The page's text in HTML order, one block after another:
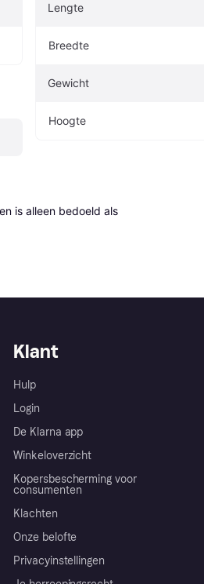
Lengte
Breedte
Gewicht
Hoogte
is alleen bedoeld als
Klant
Hulp
Login
De Klarna app
Winkeloverzicht
Kopersbescherming voor
consumenten
Klachten
Onze belofte
Privacyinstellingen